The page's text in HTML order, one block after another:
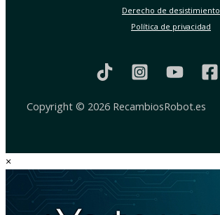
Derecho de desistimiento
Política de privacidad
Copyright © 2026 RecambiosRobot.es
×